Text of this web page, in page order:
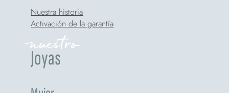
Nuestra historia
Activación de la garantía
Joyas
nuestro